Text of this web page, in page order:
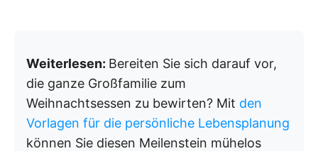
Weiterlesen: Bereiten Sie sich darauf vor,
die ganze Großfamilie zum
Weihnachtsessen zu bewirten? Mit den
Vorlagen für die persönliche Lebensplanung
können Sie diesen Meilenstein mühelos